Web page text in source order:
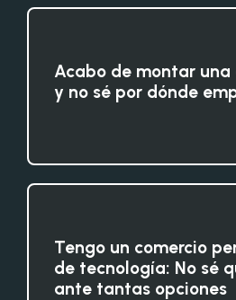
Acabo de montar una
y no sé por dónde
Tengo un comercio
de tecnología: No sé
ante tantas opciones